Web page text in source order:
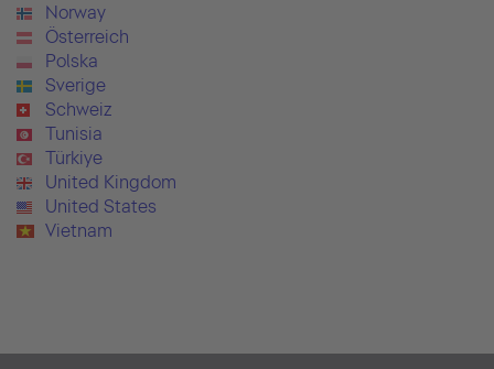
Norway
Österreich
Polska
Sverige
Schweiz
Tunisia
Türkiye
United Kingdom
United States
Vietnam